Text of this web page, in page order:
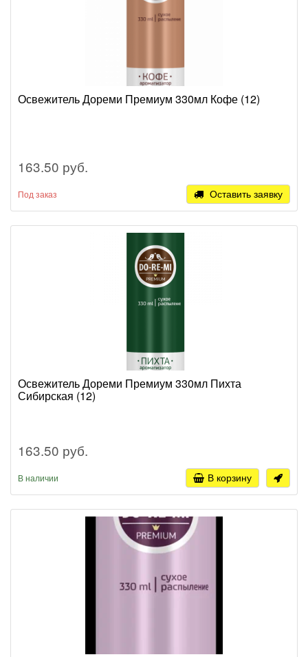
Освежитель Дореми Премиум 330мл Кофе (12)
163.50 руб.
Под заказ Оставить заявку
Освежитель Дореми Премиум 330мл Пихта
Сибирская (12)
163.50 руб.
В наличии В корзину